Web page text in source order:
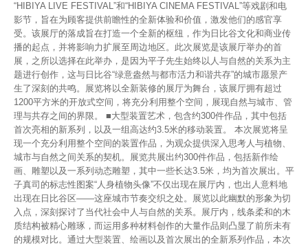
“HIBIYA LIVE FESTIVAL”和“HIBIYA CINEMA FESTIVAL”等戏剧和电
影节，旨在为顾客提供前瞻性的全新体验和价值，激发他们的感官享
受。该展厅的落成旨在打造一个全新的枢纽，作为日比谷文化和商业传
播的起点，并将影响力扩展至周边地区。此次展览是该展厅举办的首
展，之所以选择在此举办，是因为平子先生始终以人与自然的关系为主
题进行创作，这与日比谷“绿意盎然与都市活力和谐共存”的城市愿景产
生了深刻的共鸣。展览将以全新装修的展厅为舞台，该展厅拥有超过
1200平方米的开放式空间，将充分利用整个空间，展现自然与城市、管
理与共存之间的界限。 ■大型装置艺术，包含约300件作品，其中包括
首次亮相的新系列，以及一组高达约3.5米的移动装置。 本次展览将呈
现一个充分利用整个空间的装置作品，为观众提供深入思考人与植物、
城市与自然之间关系的契机。展览共展出约300件作品，包括新作绘
画、雕塑以及一系列动态雕塑，其中一些长达3.5米，均为首次展出。平
子真司的标志性图案“人身植物头像”不仅出现在展厅内，也出人意料地
出现在日比谷区——这座城市节奏交织之处。展览以此幽默的形象为切
入点，深刻探讨了当代社会中人与自然的关系。展厅内，线条柔和的木
质结构被精心雕琢，而运用多种材料创作的大量作品则凸显了前所未有
的规模对比。通过大型装置、绘画以及首次展出的全新系列作品，本次